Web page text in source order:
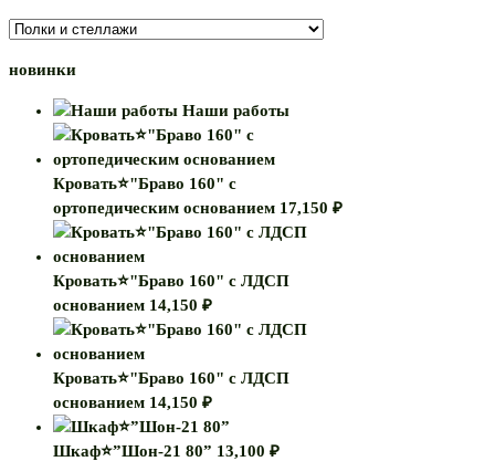
новинки
Наши работы
Кровать⭐"Браво 160" с
ортопедическим основанием 17,150 ₽
Кровать⭐"Браво 160" с ЛДСП
основанием 14,150 ₽
Кровать⭐"Браво 160" с ЛДСП
основанием 14,150 ₽
Шкаф⭐”Шон-21 80” 13,100 ₽